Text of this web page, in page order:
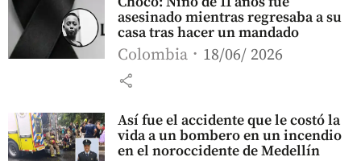
asesinado mientras regresaba a su
casa tras hacer un mandado
Colombia 18/06/ 2026
share
Así fue el accidente que le costó la
vida a un bombero en un incendio
en el noroccidente de Medellín